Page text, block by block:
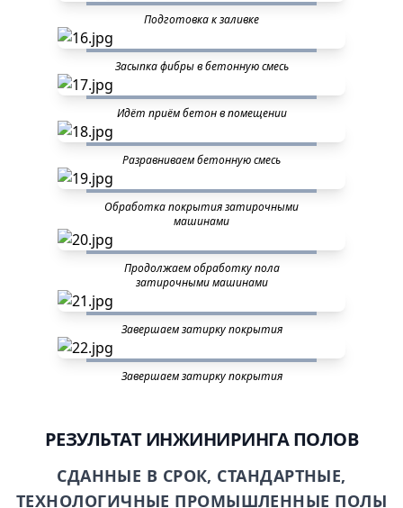
Подготовка к заливке
Засыпка фибры в бетонную смесь
Идёт приём бетон в помещении
Разравниваем бетонную смесь
Обработка покрытия затирочными
машинами
Продолжаем обработку пола
затирочными машинами
Завершаем затирку покрытия
Завершаем затирку покрытия
РЕЗУЛЬТАТ ИНЖИНИРИНГА ПОЛОВ
СДАННЫЕ В СРОК, СТАНДАРТНЫЕ,
ТЕХНОЛОГИЧНЫЕ ПРОМЫШЛЕННЫЕ ПОЛЫ